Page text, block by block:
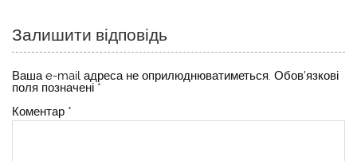
Залишити відповідь
Ваша e-mail адреса не оприлюднюватиметься. Обов’язкові
поля позначені *
Коментар *